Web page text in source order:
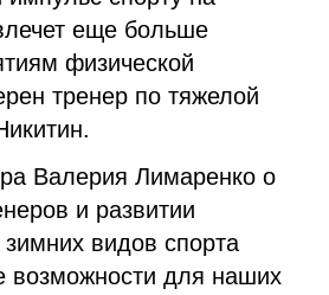
еще больше
физической
тренер по тяжелой
Валерия Лимаренко о
и развитии
видов спорта
возможности для наших